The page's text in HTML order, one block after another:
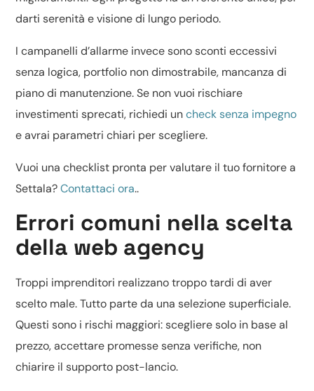
darti serenità e visione di lungo periodo.
I campanelli d’allarme invece sono sconti eccessivi
senza logica, portfolio non dimostrabile, mancanza di
piano di manutenzione. Se non vuoi rischiare
investimenti sprecati, richiedi uncheck senza impegno
e avrai parametri chiari per scegliere.
Vuoi una checklist pronta per valutare il tuo fornitore a
Settala?Contattaci ora..
Errori comuni nella scelta
della web agency
Troppi imprenditori realizzano troppo tardi di aver
scelto male. Tutto parte da una selezione superficiale.
Questi sono i rischi maggiori: scegliere solo in base al
prezzo, accettare promesse senza verifiche, non
chiarire il supporto post-lancio.